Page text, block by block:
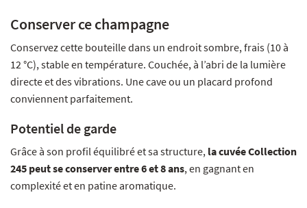
Conserver ce champagne
Conservez cette bouteille dans un endroit sombre, frais (10 à
12 °C), stable en température. Couchée, à l’abri de la lumière
directe et des vibrations. Une cave ou un placard profond
conviennent parfaitement.
Potentiel de garde
Grâce à son profil équilibré et sa structure, la cuvée Collection
245 peut se conserver entre 6 et 8 ans, en gagnant en
complexité et en patine aromatique.